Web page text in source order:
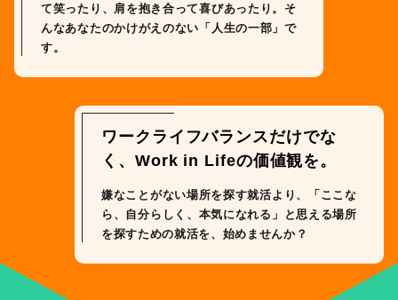
て笑った り 、 肩 を抱き合って喜びあった り 。 そ
んなあなたのかけがえのない 「 人 生の一部 」で
す。
ワ ーク ラ イ フバラ ンスだけでな
く 、 Work in Lifeの価値観を 。
嫌なこ と がない場所を探す就活よ り 、 「 こ こな
ら 、 自分 ら し く 、 本気になれる 」 と思 え る場所
を探すための就活を、 始め ま せんか？